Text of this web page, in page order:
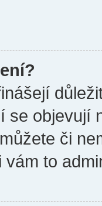
se objevují
či
to